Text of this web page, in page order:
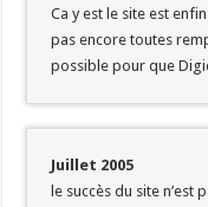
Ca y est le site est
pas encore toutes
possible pour que
Juillet 2005
le succès du site